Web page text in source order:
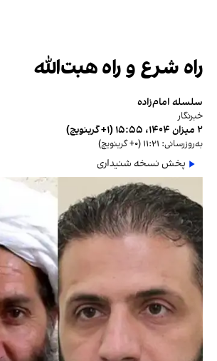
راه شرع و راه هبت‌الله
سلسله امام‌زاده
خبرنگار
۲ میزان ۱۴۰۴، ۱۵:۵۵ (‎+۱ گرینویچ)
به‌روزرسانی: ۱۱:۲۱ (‎+۰ گرینویچ)
پخش نسخه شنیداری